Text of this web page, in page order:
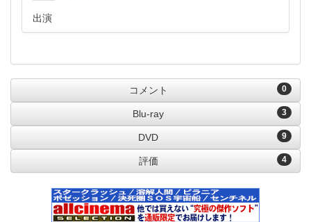
出演
0
コメント
3
Blu-ray
9
DVD
4
評価